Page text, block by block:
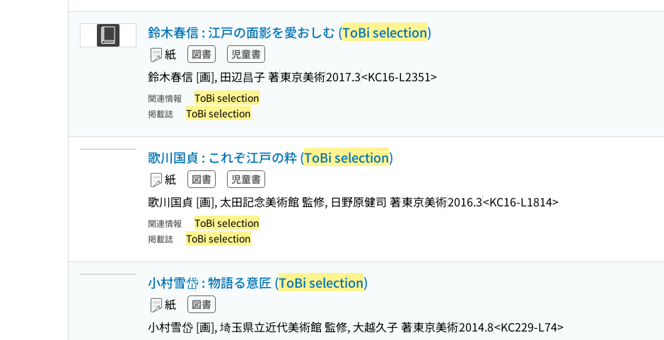
鈴木春信 : 江戸の面影を愛おしむ (ToBi selection)
紙 図書 児童書
鈴木春信 [画], 田辺昌子 著東京美術2017.3<KC16-L2351>
関連情報 ToBi selection
掲載誌 ToBi selection
歌川国貞 : これぞ江戸の粋 (ToBi selection)
紙 図書 児童書
歌川国貞 [画], 太田記念美術館 監修, 日野原健司 著東京美術2016.3<KC16-L1814>
関連情報 ToBi selection
掲載誌 ToBi selection
小村雪岱 : 物語る意匠 (ToBi selection)
紙 図書
小村雪岱 [画], 埼玉県立近代美術館 監修, 大越久子 著東京美術2014.8<KC229-L74>